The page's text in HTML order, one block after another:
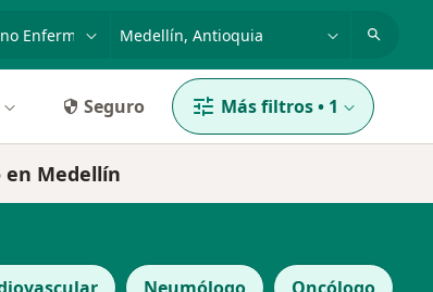
o nombrep. ej. Bogotá
Seguro Más filtros• 1
en Medellín